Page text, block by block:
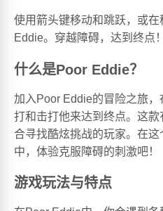
使用箭头键移动和跳跃，或
Eddie。穿越障碍，达到终点！
什么是Poor Eddie？
加入Poor Eddie的冒险之旅
打和击打他来达到终点。这
合寻找酷炫挑战的玩家。在
中，体验克服障碍的刺激吧！
游戏玩法与特点